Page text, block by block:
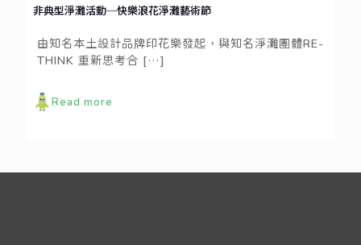
非典型淨灘活動─快樂浪花淨灘藝術節
由知名本土設計品牌印花樂發起，與知名淨灘團體RE-
THINK 重新思考合 […]
Read more